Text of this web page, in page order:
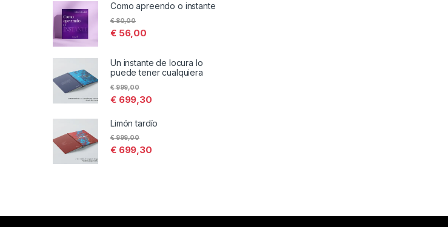
Como apreendo o instante
€56,00
€80,00
Un instante de locura lo
puede tener cualquiera
€699,30
€999,00
Limón tardío
€699,30
€999,00